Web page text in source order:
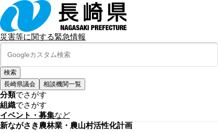
災害等に関する緊急情報
長崎県議会 相談機関一覧
分類でさがす
組織でさがす
イベント・募集など
新ながさき農林業・農山村活性化計画